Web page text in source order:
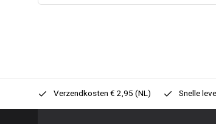
Verzendkosten € 2,95 (NL) Snelle